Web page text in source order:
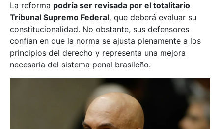
La reforma podría ser revisada por el totalitario
Tribunal Supremo Federal, que deberá evaluar su
constitucionalidad. No obstante, sus defensores
confían en que la norma se ajusta plenamente a los
principios del derecho y representa una mejora
necesaria del sistema penal brasileño.